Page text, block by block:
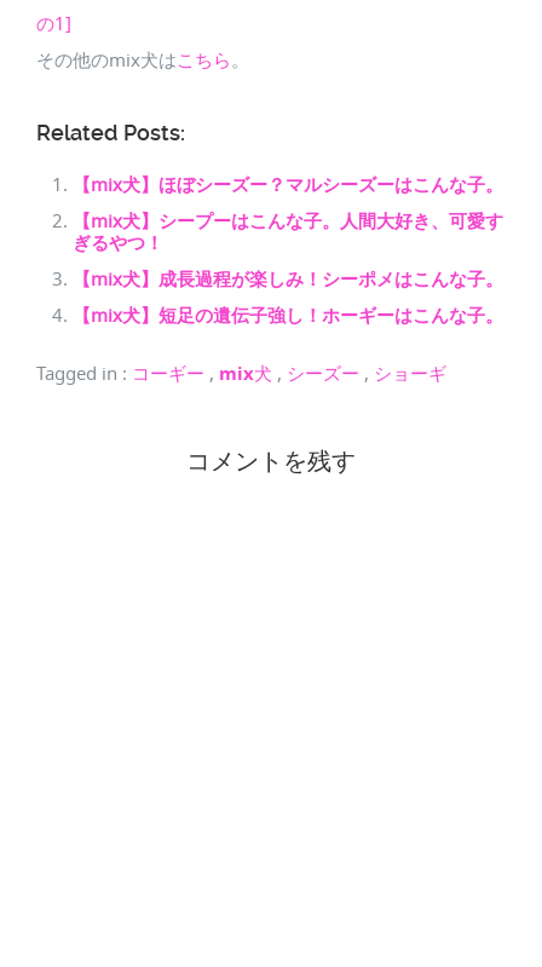
の1]
その他のmix犬はこちら。
Related Posts:
【mix犬】ほぼシーズー？マルシーズーはこんな子。
【mix犬】シープーはこんな子。人間大好き、可愛す
ぎるやつ！
【mix犬】成長過程が楽しみ！シーポメはこんな子。
【mix犬】短足の遺伝子強し！ホーギーはこんな子。
Tagged in : コーギー , mix犬 , シーズー , ショーギ
コメントを残す